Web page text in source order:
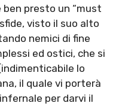
ben presto un “must
visto il suo alto
nemici di fine
ed ostici, che si
lo
il quale vi porterà
per darvi il